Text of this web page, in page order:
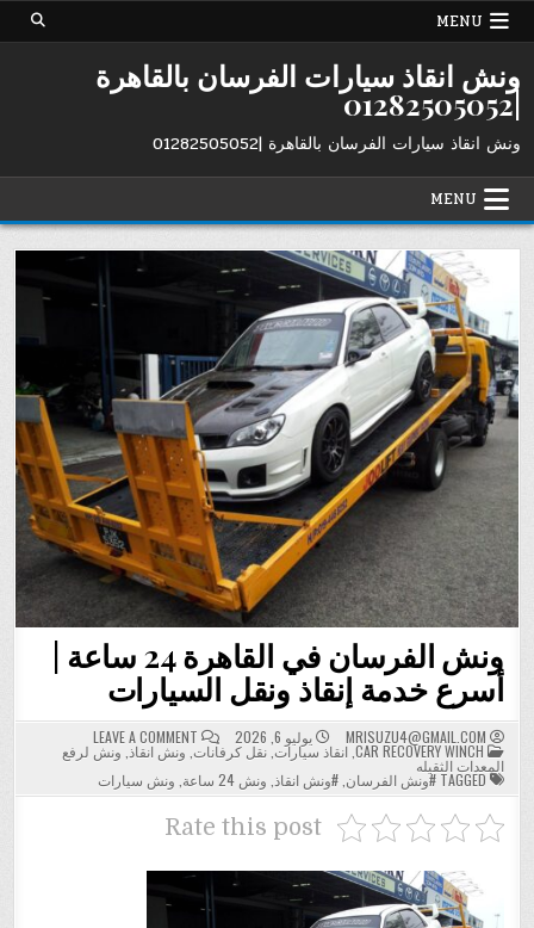
Skip
MENU
ونش انقاذ سيارات الفرسان بالقاهرة
|01282505052
ونش انقاذ سيارات الفرسان بالقاهرة |01282505052
MENU
ونش الفرسان في القاهرة 24 ساعة |
أسرع خدمة إنقاذ ونقل السيارات
MRISUZU4@GMAIL.COM يوليو 6, 2026 LEAVE A COMMENT
ON
ونش
الفرسان
القاهرة
POSTED
IN
CAR RECOVERY WINCH
,انقاذ سيارات,نقل كرفانات ونش انقاذ ونش لرفع
المعدات الثقيله
#ونش الفرسان ,#ونش انقاذ ونش 24 ساعة ونش سيارات
Rate this post